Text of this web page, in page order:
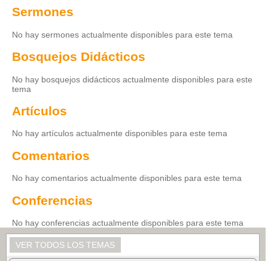
Sermones
No hay sermones actualmente disponibles para este tema
Bosquejos Didácticos
No hay bosquejos didácticos actualmente disponibles para este
tema
Artículos
No hay artículos actualmente disponibles para este tema
Comentarios
No hay comentarios actualmente disponibles para este tema
Conferencias
No hay conferencias actualmente disponibles para este tema
VER TODOS LOS TEMAS